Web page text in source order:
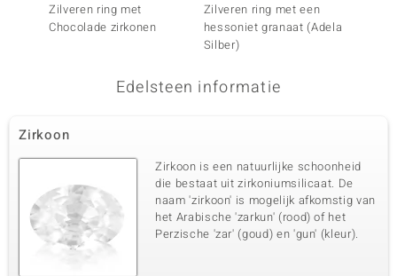
Zilveren ring met
Chocolade zirkonen
Zilveren ring met een
hessoniet granaat (Adela
Silber)
Edelsteen informatie
Zirkoon
Zirkoon is een natuurlijke schoonheid
die bestaat uit zirkoniumsilicaat. De
naam 'zirkoon' is mogelijk afkomstig van
het Arabische 'zarkun' (rood) of het
Perzische 'zar' (goud) en 'gun' (kleur).